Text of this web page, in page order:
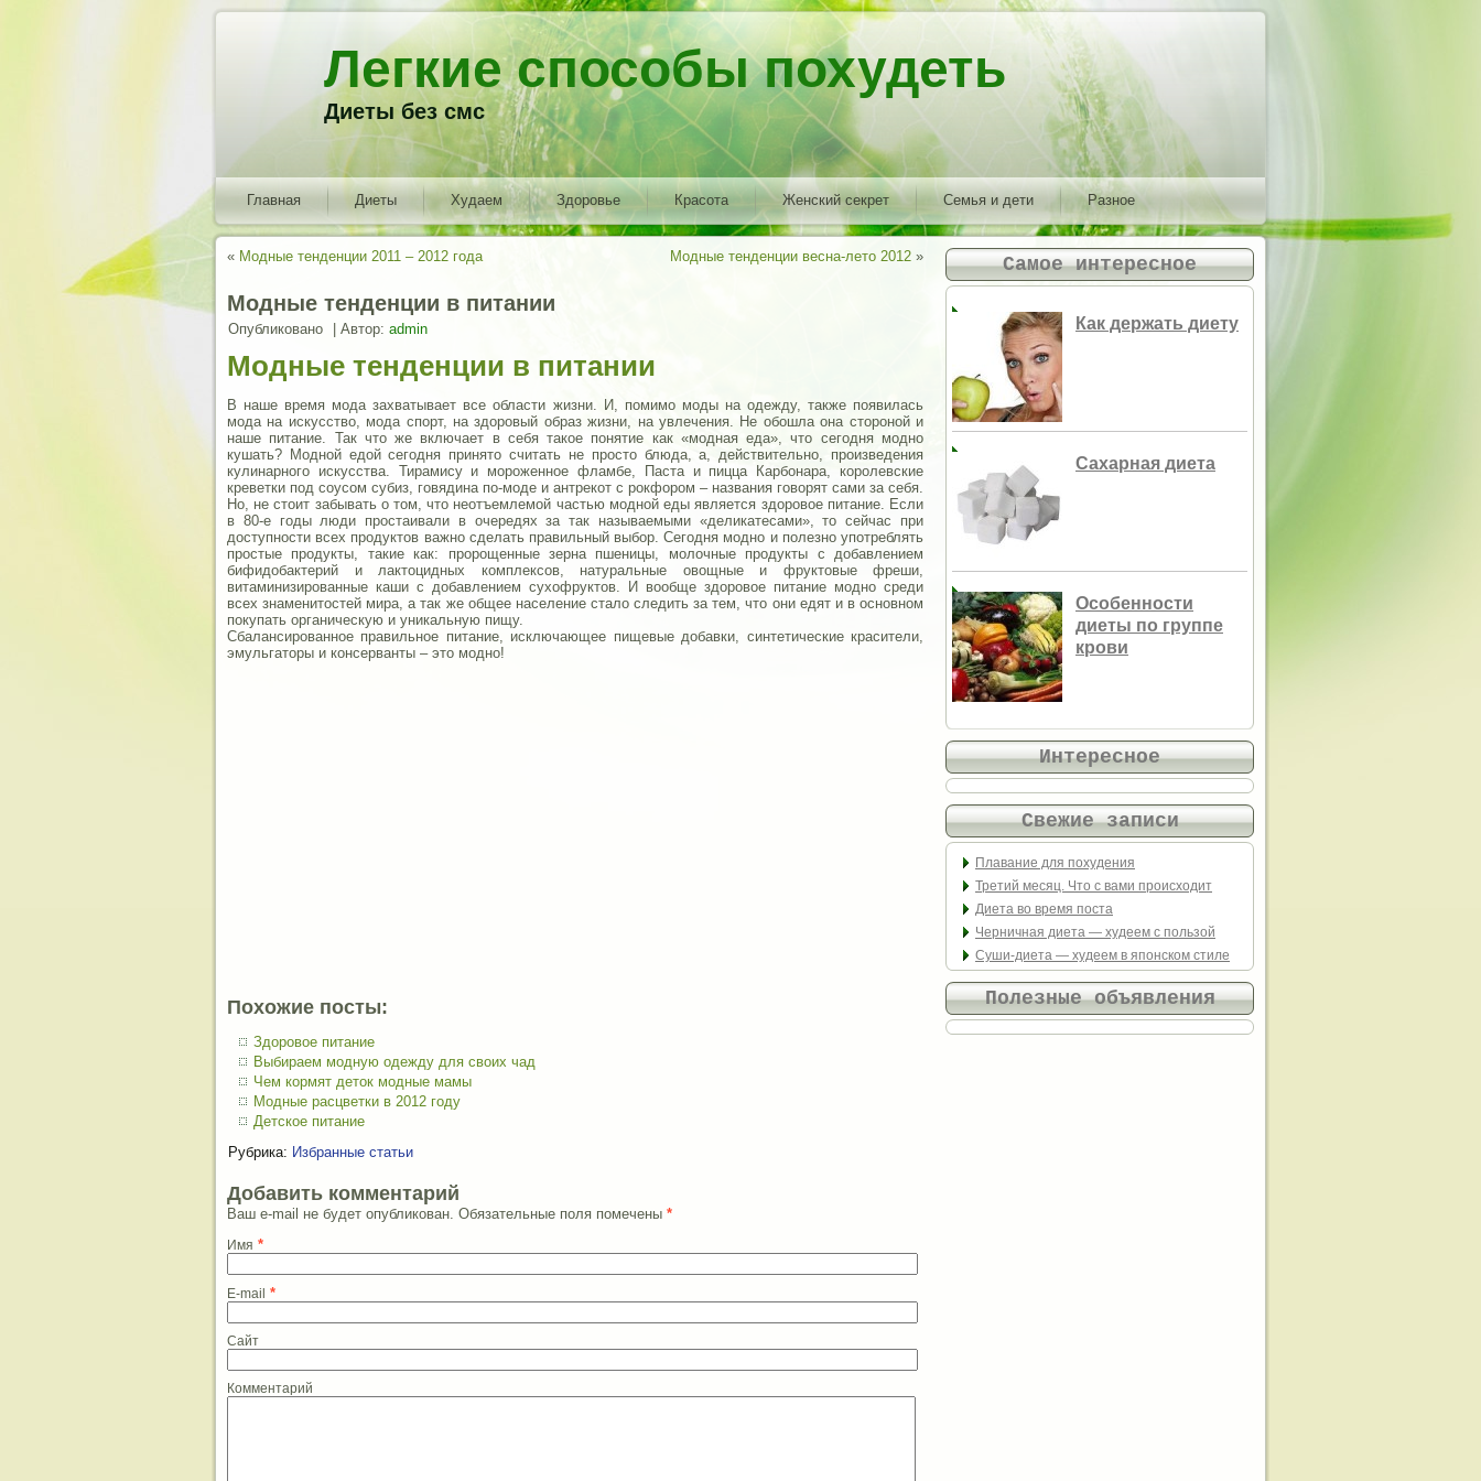
Легкие способы похудеть
Диеты без смс
Главная Диеты Худаем Здоровье Красота Женский секрет Семья и дети Разное
« Модные тенденции 2011 – 2012 года Модные тенденции весна-лето 2012 »
Модные тенденции в питании
Опубликовано Автор: admin
Модные тенденции в питании
В наше время мода захватывает все области жизни. И, помимо моды на одежду, также появилась
мода на искусство, мода спорт, на здоровый образ жизни, на увлечения. Не обошла она стороной и
наше питание. Так что же включает в себя такое понятие как «модная еда», что сегодня модно
кушать? Модной едой сегодня принято считать не просто блюда, а, действительно, произведения
кулинарного искусства. Тирамису и мороженное фламбе, Паста и пицца Карбонара, королевские
креветки под соусом субиз, говядина по-моде и антрекот с рокфором – названия говорят сами за себя.
Но, не стоит забывать о том, что неотъемлемой частью модной еды является здоровое питание. Если
в 80-е годы люди простаивали в очередях за так называемыми «деликатесами», то сейчас при
доступности всех продуктов важно сделать правильный выбор. Сегодня модно и полезно употреблять
простые продукты, такие как: пророщенные зерна пшеницы, молочные продукты с добавлением
бифидобактерий и лактоцидных комплексов, натуральные овощные и фруктовые фреши,
витаминизированные каши с добавлением сухофруктов. И вообще здоровое питание модно среди
всех знаменитостей мира, а так же общее население стало следить за тем, что они едят и в основном
покупать органическую и уникальную пищу.
Сбалансированное правильное питание, исключающее пищевые добавки, синтетические красители,
эмульгаторы и консерванты – это модно!
Похожие посты:
Здоровое питание
Выбираем модную одежду для своих чад
Чем кормят деток модные мамы
Модные расцветки в 2012 году
Детское питание
Рубрика: Избранные статьи
Добавить комментарий
Ваш e-mail не будет опубликован. Обязательные поля помечены *
Имя *
E-mail *
Сайт
Комментарий
Самое интересное
Как держать диету
Сахарная диета
Особенности
диеты по группе
крови
Интересное
Свежие записи
Плавание для похудения
Третий месяц. Что с вами происходит
Диета во время поста
Черничная диета — худеем с пользой
Суши-диета — худеем в японском стиле
Полезные объявления